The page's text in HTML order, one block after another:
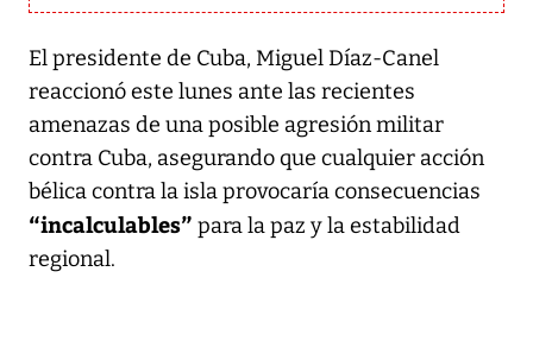
El presidente de Cuba, Miguel Díaz-Canel
reaccionó este lunes ante las recientes
amenazas de una posible agresión militar
contra Cuba, asegurando que cualquier acción
bélica contra la isla provocaría consecuencias
“incalculables” para la paz y la estabilidad
regional.